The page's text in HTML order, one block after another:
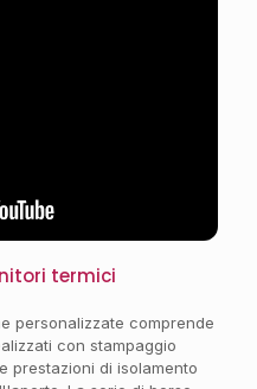
termici
personalizzate comprende
con stampaggio
prestazioni di isolamento